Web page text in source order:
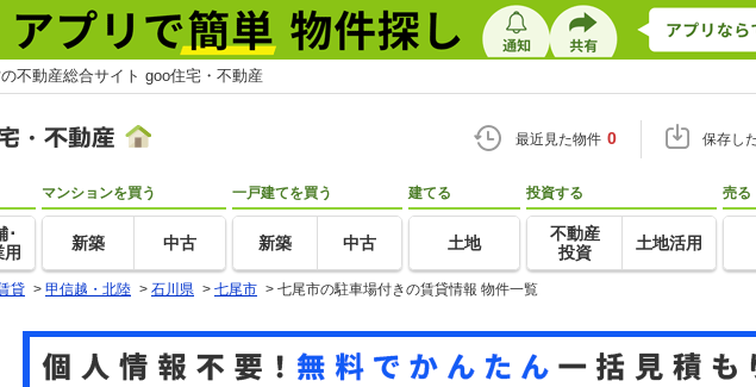
不動産総合サイト goo住宅・不動産
最近見た物件 0 保存し
･
用
マンションを買う
新築 中古
一戸建てを買う
新築 中古
建てる
土地
投資する
不動産
投資
土地活用
売る
貸 > 甲信越・北陸 > 石川県 > 七尾市 > 七尾市の駐車場付きの賃貸情報 物件一覧